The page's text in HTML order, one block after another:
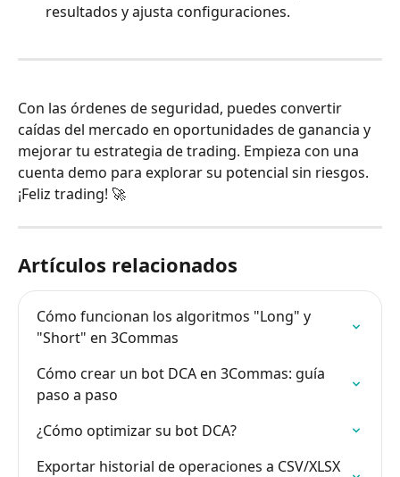
resultados y ajusta configuraciones.
Con las órdenes de seguridad, puedes convertir
caídas del mercado en oportunidades de ganancia y
mejorar tu estrategia de trading. Empieza con una
cuenta demo para explorar su potencial sin riesgos.
¡Feliz trading! 🚀
Artículos relacionados
Cómo funcionan los algoritmos "Long" y
"Short" en 3Commas
Cómo crear un bot DCA en 3Commas: guía
paso a paso
¿Cómo optimizar su bot DCA?
Exportar historial de operaciones a CSV/XLSX